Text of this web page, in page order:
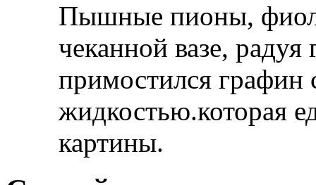
Пышные пионы,
чеканной вазе,
примостился графин
жидкостью.которая
картины.